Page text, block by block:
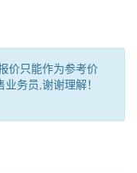
价只能作为参考价
务员,谢谢理解！